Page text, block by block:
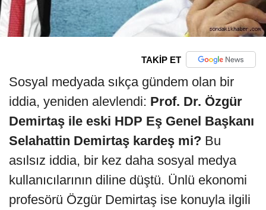
TAKİP ET
Sosyal medyada sıkça gündem olan bir
iddia, yeniden alevlendi: Prof. Dr. Özgür
Demirtaş ile eski HDP Eş Genel Başkanı
Selahattin Demirtaş kardeş mi? Bu
asılsız iddia, bir kez daha sosyal medya
kullanıcılarının diline düştü. Ünlü ekonomi
profesörü Özgür Demirtaş ise konuyla ilgili